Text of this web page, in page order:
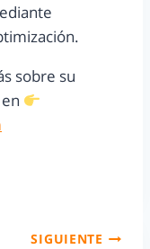
sobre su
SIGUIENTE